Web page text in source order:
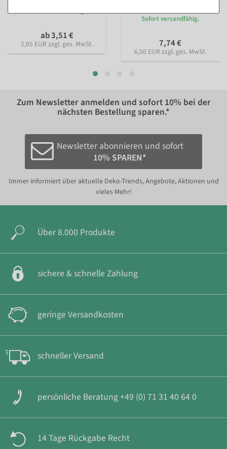
Sofort versandfähig.
ab 3,51 €
2,95 EUR zzgl. ges. MwSt.
Sofort versandfähig.
7,74 €
6,50 EUR zzgl. ges. MwSt.
Zum Newsletter anmelden und sofort 10% bei der
nächsten Bestellung sparen.*
Newsletter abonnieren und sofort
10% SPAREN*
Immer informiert über aktuelle Deko-Trends, Angebote, Aktionen und
vieles Mehr!
Über 8.000 Produkte
sichere & schnelle Zahlung
geringe Versandkosten
schneller Versand
persönliche Beratung +49 (0) 71 31 40 64 0
14 Tage Rückgabe Recht